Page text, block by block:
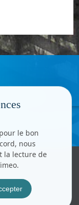
le bon
nous
la lecture de